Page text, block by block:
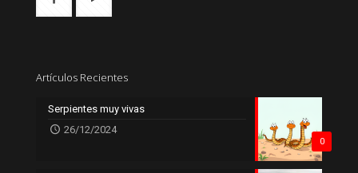
Artículos Recientes
0
Serpientes muy vivas
26/12/2024